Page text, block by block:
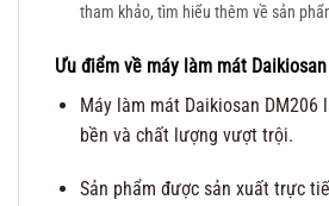
tham khảo, tìm hiểu thêm về sản
Ưu điểm về máy làm mát
Máy làm mát Daikiosan
bền và chất lượng vượt trội.
Sản phẩm được sản xuất trực